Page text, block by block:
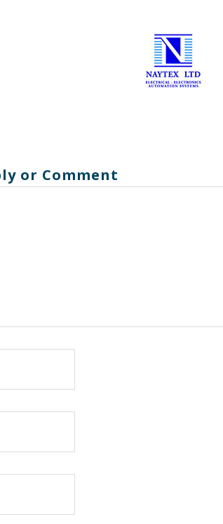
or Comment